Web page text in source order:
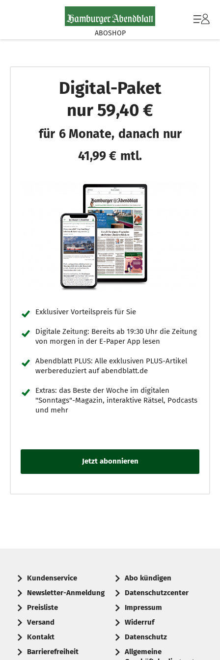
ABOSHOP
Digital-Paket
nur 59,40 €
für 6 Monate, danach nur
41,99 € mtl.
Exklusiver Vorteilspreis für Sie
Digitale Zeitung: Bereits ab 19:30 Uhr die Zeitung
von morgen in der E-Paper App lesen
Abendblatt PLUS: Alle exklusiven PLUS-Artikel
werbereduziert auf abendblatt.de
Extras: das Beste der Woche im digitalen
"Sonntags"-Magazin, interaktive Rätsel, Podcasts
und mehr
Kundenservice
Newsletter-Anmeldung
Preisliste
Versand
Kontakt
Barrierefreiheit
Abo kündigen
Datenschutzcenter
Impressum
Widerruf
Datenschutz
Allgemeine